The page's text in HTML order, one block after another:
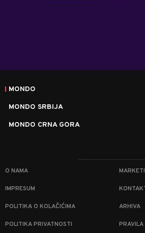
MONDO
MONDO SRBIJA
MONDO CRNA GORA
O NAMA
IMPRESUM
POLITIKA O KOLAČIĆIMA ARHIVA
POLITIKA PRIVATNOSTI PRAVILA